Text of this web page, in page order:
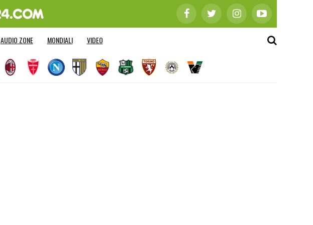
AUDIO ZONE MONDIALI VIDEO